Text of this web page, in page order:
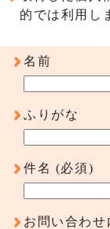
的では利用し
名前
ふりがな
件名 (必須)
お問い合わせ